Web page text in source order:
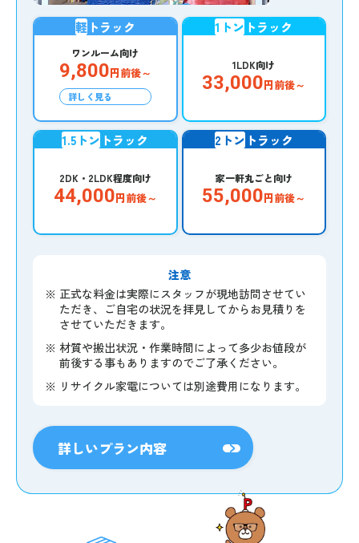
軽トラック
ワンルーム向け
9,800円前後～
詳しく見る
1トン トラック
1LDK向け
33,000円前後～
1.5トン トラック
2DK・2LDK程度向け
44,000円前後～
2トン トラック
家一軒丸ごと向け
55,000円前後～
注意
※ 正式な料金は実際にスタッフが現地訪問させてい
ただき、ご自宅の状況を拝見してからお見積りを
させていただきます。
※ 材質や搬出状況・作業時間によって多少お値段が
前後する事もありますのでご了承ください。
※ リサイクル家電については別途費用になります。
詳しいプラン内容